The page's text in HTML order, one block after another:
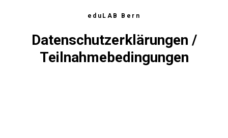
eduLAB Bern
Datenschutzerklärungen /
Teilnahmebedingungen